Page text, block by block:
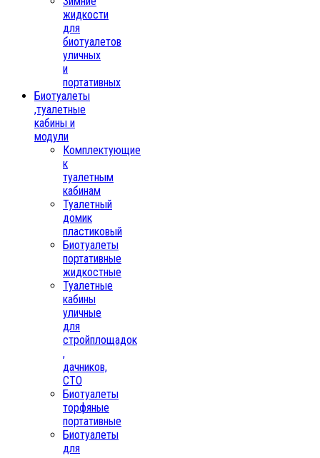
жидкости
для
биотуалетов
уличных
и
портативных
Биотуалеты
,туалетные
кабины и
модули
Комплектующие
к
туалетным
кабинам
Туалетный
домик
пластиковый
Биотуалеты
портативные
жидкостные
Туалетные
кабины
уличные
для
стройплощадок
,
дачников,
СТО
Биотуалеты
торфяные
портативные
Биотуалеты
для